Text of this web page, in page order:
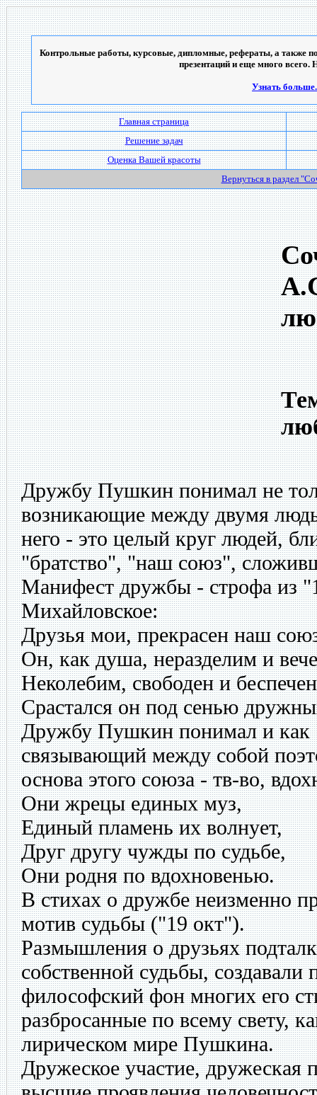
Контрольные работы, курсовые, дипломные, рефераты, а также
презентаций и еще много всего.
Узнать
Главная страница
Решение задач
Оценка Вашей красоты
Вернуться в раздел
Дружбу Пушкин понимал не
возникающие между двумя
него - это целый круг людей,
"братство", "наш союз",
Манифест дружбы - строфа из
Михайловское:
Друзья мои, прекрасен наш
Он, как душа, неразделим и
Неколебим, свободен и
Срастался он под сенью
Дружбу Пушкин понимал и как
связывающий между собой
основа этого союза - тв-во,
Они жрецы единых муз,
Единый пламень их волнует,
Друг другу чужды по судьбе,
Они родня по вдохновенью.
В стихах о дружбе неизменно
мотив судьбы ("19 окт").
Размышления о друзьях
собственной судьбы, создавали
философский фон многих его
разбросанные по всему свету,
лирическом мире Пушкина.
Дружеское участие,